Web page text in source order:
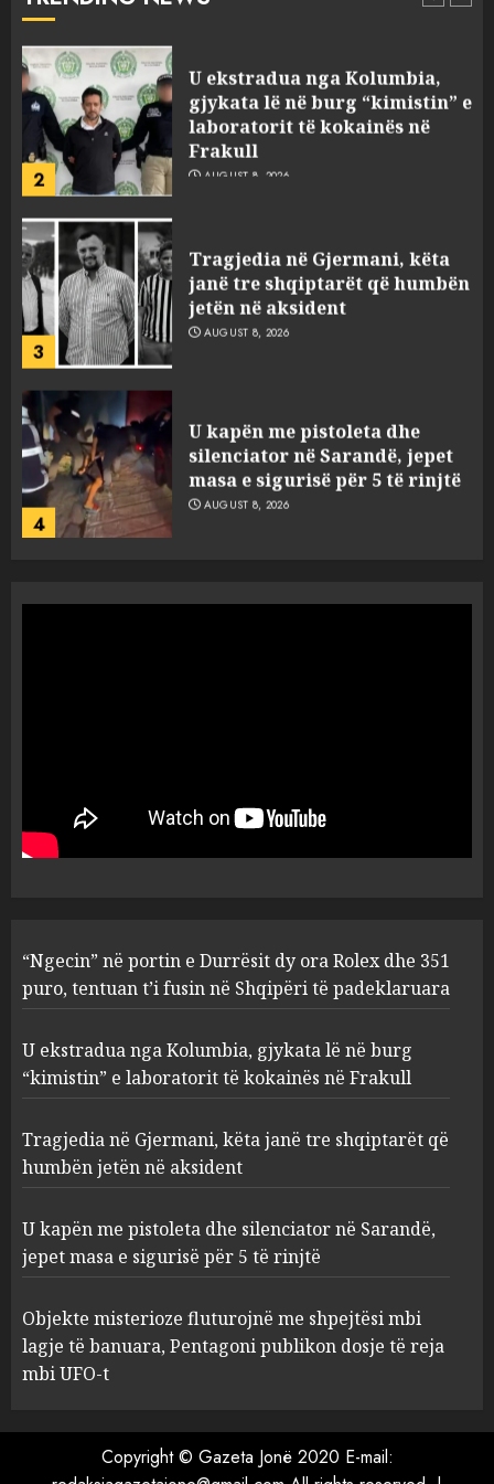
2
U ekstradua nga Kolumbia,
gjykata lë në burg “kimistin” e
laboratorit të kokainës në
Frakull
AUGUST 8, 2026
3
Tragjedia në Gjermani, këta
janë tre shqiptarët që humbën
jetën në aksident
AUGUST 8, 2026
4
U kapën me pistoleta dhe
silenciator në Sarandë, jepet
masa e sigurisë për 5 të rinjtë
AUGUST 8, 2026
1
tentuan t’i fusin në Shqipëri të
padeklaruara
AUGUST 8, 2026
2
gjykata lë në burg “kimistin” e
laboratorit të kokainës në
Frakull
janë tre shqiptarët që humbën
jetën në aksident
AUGUST 8, 2026
4
silenciator në Sarandë, jepet
masa e sigurisë për 5 të rinjtë
AUGUST 8, 2026
Objekte misterioze fluturojnë
me shpejtësi mbi lagje të
“Ngecin” në portin e Durrësit dy ora Rolex dhe 351
puro, tentuan t’i fusin në Shqipëri të padeklaruara
U ekstradua nga Kolumbia, gjykata lë në burg
“kimistin” e laboratorit të kokainës në Frakull
Tragjedia në Gjermani, këta janë tre shqiptarët që
humbën jetën në aksident
U kapën me pistoleta dhe silenciator në Sarandë,
jepet masa e sigurisë për 5 të rinjtë
Objekte misterioze fluturojnë me shpejtësi mbi
lagje të banuara, Pentagoni publikon dosje të reja
mbi UFO-t
Copyright © Gazeta Jonë 2020 E-mail: